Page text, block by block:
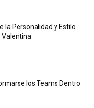
la Personalidad y Estilo
Valentina
los Teams Dentro